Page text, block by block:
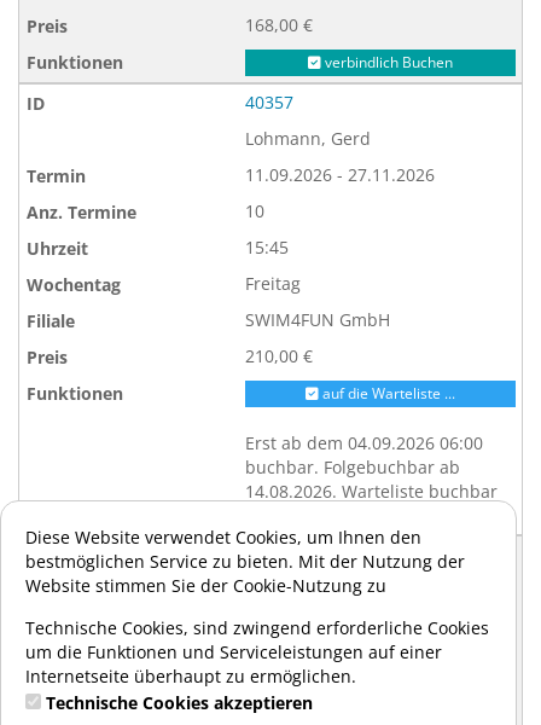
168,00 €
verbindlich Buchen
40357
Lohmann, Gerd
11.09.2026 - 27.11.2026
10
15:45
Freitag
SWIM4FUN GmbH
210,00 €
auf die Warteliste ...
Erst ab dem 04.09.2026 06:00
buchbar. Folgebuchbar ab
14.08.2026. Warteliste buchbar
41686
Gohr-Bombis, Gudrun, Visé,
17.09.2026 - 03.12.2026
10
Diese Website verwendet Cookies, um Ihnen den
bestmöglichen Service zu bieten. Mit der Nutzung der
Website stimmen Sie der Cookie-Nutzung zu
Technische Cookies, sind zwingend erforderliche Cookies
um die Funktionen und Serviceleistungen auf einer
Internetseite überhaupt zu ermöglichen.
Technische Cookies akzeptieren